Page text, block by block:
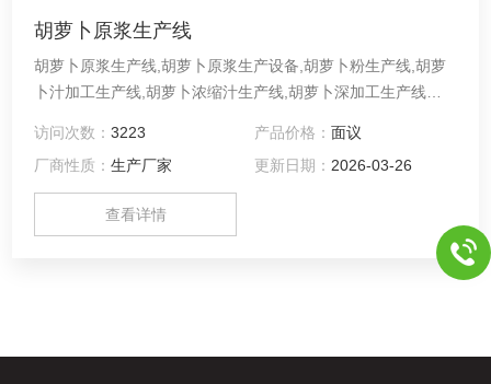
胡萝卜原浆生产线
胡萝卜原浆生产线,胡萝卜原浆生产设备,胡萝卜粉生产线,胡萝
卜汁加工生产线,胡萝卜浓缩汁生产线,胡萝卜深加工生产线设
访问次数：3223 产品价格： 面议
厂商性质：生产厂家 更新日期： 2026-03-26
查看详情